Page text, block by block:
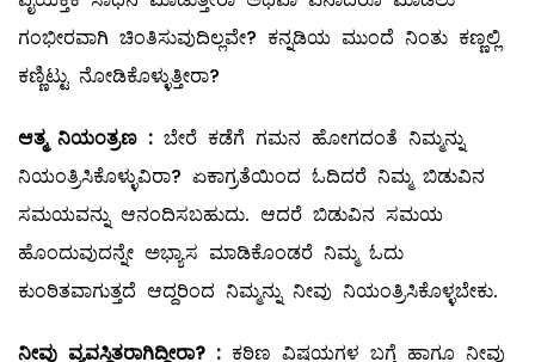
ಗಂಭೀರವಾಗಿ ಚಿಂತಿಸುವುದಿಲ್ಲವೇ? ಕನ್ನಡಿಯ ಮುಂದೆ ನಿಂತು ಕಣ್ಣಲ್ಲಿ
ಕಣ್ಣಿಟ್ಟು ನೋಡಿಕೊಳ್ಳುತ್ತೀರಾ?
ಆತ್ಮ ನಿಯಂತ್ರಣ : ಬೇರೆ ಕಡೆಗೆ ಗಮನ ಹೋಗದಂತೆ ನಿಮ್ಮನ್ನು
ನಿಯಂತ್ರಿಸಿಕೊಳ್ಳುವಿರಾ? ಏಕಾಗ್ರತೆಯಿಂದ ಓದಿದರೆ ನಿಮ್ಮ ಬಿಡುವಿನ
ಸಮಯವನ್ನು ಆನಂದಿಸಬಹುದು. ಆದರೆ ಬಿಡುವಿನ ಸಮಯ
ಹೊಂದುವುದನ್ನೇ ಅಭ್ಯಾಸ ಮಾಡಿಕೊಂಡರೆ ನಿಮ್ಮ ಓದು
ಕುಂಠಿತವಾಗುತ್ತದೆ ಆದ್ದರಿಂದ ನಿಮ್ಮನ್ನು ನೀವು ನಿಯಂತ್ರಿಸಿಕೊಳ್ಳಬೇಕು.
ನೀವು ವ್ಯವಸ್ಥಿತರಾಗಿದ್ದೀರಾ? : ಕಠಿಣ ವಿಷಯಗಳ ಬಗ್ಗೆ ಹಾಗೂ ನೀವು